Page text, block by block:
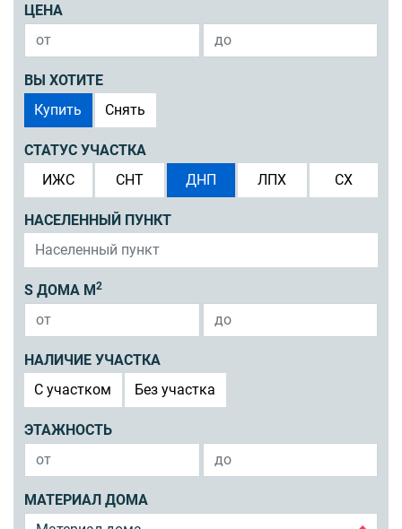
ЦЕНА
ВЫ ХОТИТЕ
Купить
Снять
СТАТУС УЧАСТКА
ИЖС
СНТ ДНП ЛПХ СХ
НАСЕЛЕННЫЙ ПУНКТ
S ДОМА М 2
НАЛИЧИЕ УЧАСТКА
C участком
Без участка
ЭТАЖНОСТЬ
МАТЕРИАЛ ДОМА